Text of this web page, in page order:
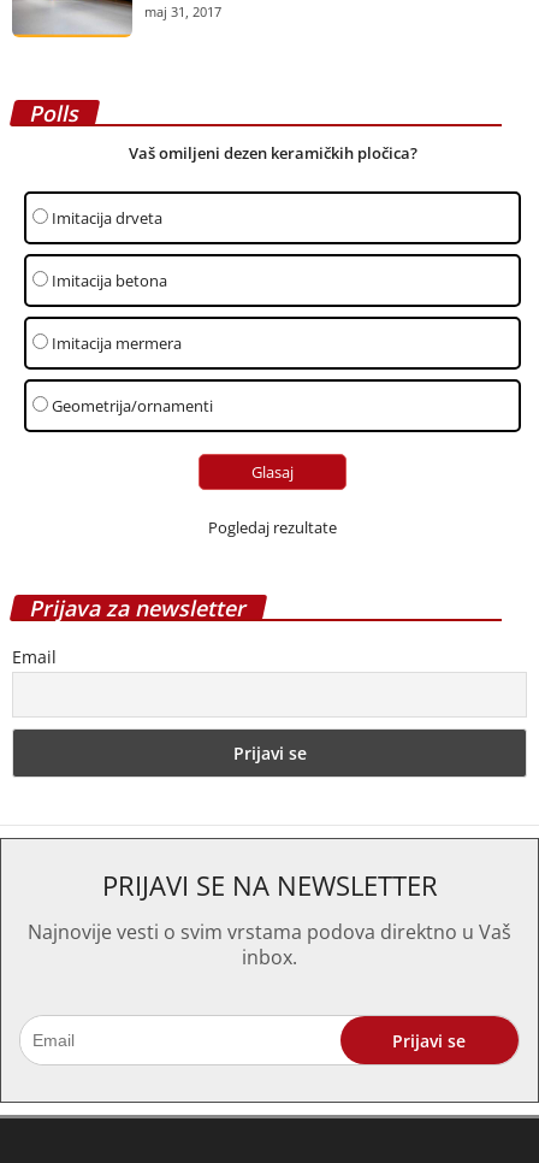
maj 31, 2017
Polls
Vaš omiljeni dezen keramičkih pločica?
Imitacija drveta
Imitacija betona
Imitacija mermera
Geometrija/ornamenti
Pogledaj rezultate
Prijava za newsletter
Email
PRIJAVI SE NA NEWSLETTER
Najnovije vesti o svim vrstama podova direktno u Vaš
inbox.